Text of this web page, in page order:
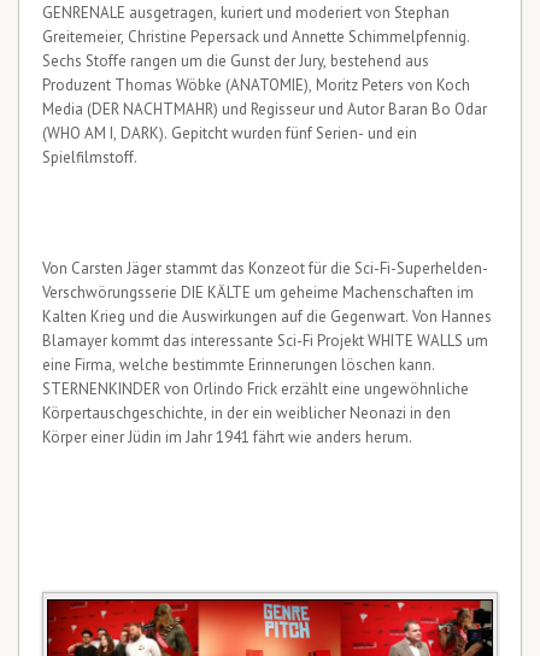
GENRENALE ausgetragen, kuriert und moderiert von Stephan
Greitemeier, Christine Pepersack und Annette Schimmelpfennig.
Sechs Stoffe rangen um die Gunst der Jury, bestehend aus
Produzent Thomas Wöbke (ANATOMIE), Moritz Peters von Koch
Media (DER NACHTMAHR) und Regisseur und Autor Baran Bo Odar
(WHO AM I, DARK). Gepitcht wurden fünf Serien- und ein
Spielfilmstoff.
Von Carsten Jäger stammt das Konzeot für die Sci-Fi-Superhelden-
Verschwörungsserie DIE KÄLTE um geheime Machenschaften im
Kalten Krieg und die Auswirkungen auf die Gegenwart. Von Hannes
Blamayer kommt das interessante Sci-Fi Projekt WHITE WALLS um
eine Firma, welche bestimmte Erinnerungen löschen kann.
STERNENKINDER von Orlindo Frick erzählt eine ungewöhnliche
Körpertauschgeschichte, in der ein weiblicher Neonazi in den
Körper einer Jüdin im Jahr 1941 fährt wie anders herum.